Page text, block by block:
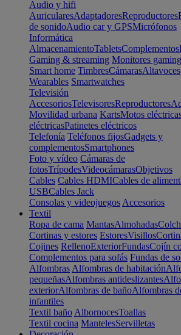
Audio y hifi
AuricularesAdaptadoresReproductores
de sonidoAudio car y GPSMicrófonos
Informática
AlmacenamientoTabletsComplementos
Gaming & streaming Monitores gaming
Smart home TimbresCámarasAltavoces
Wearables Smartwatches
Televisión
AccesoriosTelevisoresReproductores
Movilidad urbana KartsMotos
eléctricasPatinetes eléctricos
Telefonía Teléfonos fijosGadgets y
complementosSmartphones
Foto y vídeo Cámaras de
fotosTrípodesVideocámarasObjetivos
Cables Cables HDMICables de
USBCables Jack
Consolas y videojuegos Accesorios
Textil
Ropa de cama MantasAlmohadas
Cortinas y estores EstoresVisillos
Cojines RellenoExteriorFundasCojín
Complementos para sofás Fundas de
Alfombras Alfombras de habitación
pequeñasAlfombras antideslizantes
exteriorAlfombras de bañoAlfombras
infantiles
Textil baño AlbornocesToallas
Textil cocina MantelesServilletas